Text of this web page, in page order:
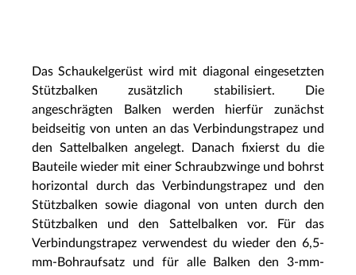
Das Schaukelgerüst wird mit diagonal eingesetzten
Stützbalken zusätzlich stabilisiert. Die
angeschrägten Balken werden hierfür zunächst
beidseitig von unten an das Verbindungstrapez und
den Sattelbalken angelegt. Danach fixierst du die
Bauteile wieder mit einer Schraubzwinge und bohrst
horizontal durch das Verbindungstrapez und den
Stützbalken sowie diagonal von unten durch den
Stützbalken und den Sattelbalken vor. Für das
Verbindungstrapez verwendest du wieder den 6,5-
mm-Bohraufsatz und für alle Balken den 3-mm-